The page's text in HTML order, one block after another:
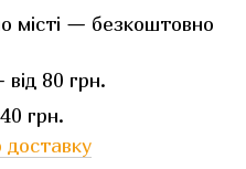
місті — безкоштовно
80 грн.
грн.
доставку